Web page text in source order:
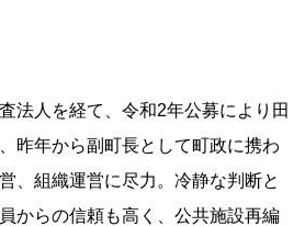
法人を経て、令和2年公募により田
昨年から副町長として町政に携わ
、組織運営に尽力。冷静な判断と
からの信頼も高く、公共施設再編